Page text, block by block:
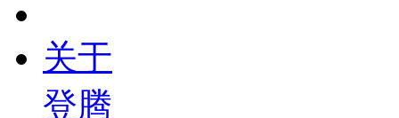
关于
登腾